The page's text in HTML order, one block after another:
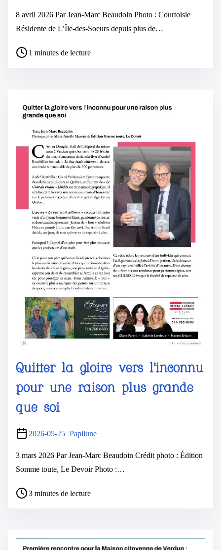
8 avril 2026 Par Jean-Marc Beaudoin Photo : Courtoisie
Résidente de L’Île-des-Soeurs depuis plus de…
1 minutes de lecture
Quitter la gloire vers l’inconnu
pour une raison plus grande
que soi
2026-05-25 Papilune
3 mars 2026 Par Jean-Marc Beaudoin Crédit photo : Édition
Somme toute, Le Devoir Photo :…
3 minutes de lecture